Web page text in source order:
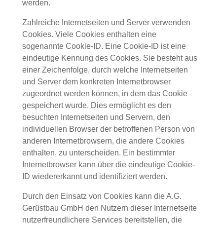
werden.
Zahlreiche Internetseiten und Server verwenden
Cookies. Viele Cookies enthalten eine
sogenannte Cookie-ID. Eine Cookie-ID ist eine
eindeutige Kennung des Cookies. Sie besteht aus
einer Zeichenfolge, durch welche Internetseiten
und Server dem konkreten Internetbrowser
zugeordnet werden können, in dem das Cookie
gespeichert wurde. Dies ermöglicht es den
besuchten Internetseiten und Servern, den
individuellen Browser der betroffenen Person von
anderen Internetbrowsern, die andere Cookies
enthalten, zu unterscheiden. Ein bestimmter
Internetbrowser kann über die eindeutige Cookie-
ID wiedererkannt und identifiziert werden.
Durch den Einsatz von Cookies kann die A.G.
Gerüstbau GmbH den Nutzern dieser Internetseite
nutzerfreundlichere Services bereitstellen, die